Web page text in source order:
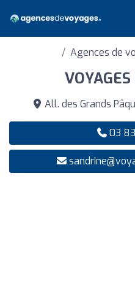
Agences de
All. des Grands
03